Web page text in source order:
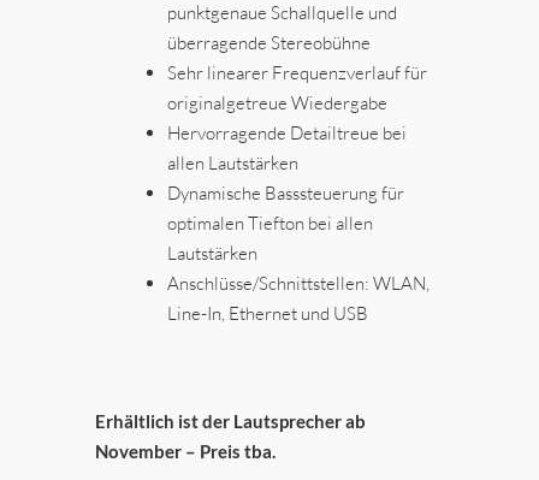
punktgenaue Schallquelle und
überragende Stereobühne
Sehr linearer Frequenzverlauf für
originalgetreue Wiedergabe
Hervorragende Detailtreue bei
allen Lautstärken
Dynamische Basssteuerung für
optimalen Tiefton bei allen
Lautstärken
Anschlüsse/Schnittstellen: WLAN,
Line-In, Ethernet und USB
Erhältlich ist der Lautsprecher ab
November – Preis tba.